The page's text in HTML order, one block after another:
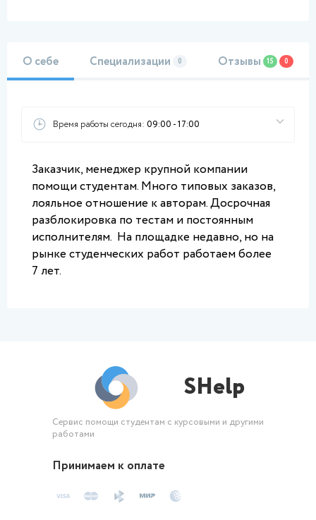
О себе Специализации 0 Отзывы 15 0
Время работы сегодня: 09:00 - 17:00
Заказчик, менеджер крупной компании
помощи студентам. Много типовых заказов,
лояльное отношение к авторам. Досрочная
разблокировка по тестам и постоянным
исполнителям.  На площадке недавно, но на
рынке студенческих работ работаем более
7 лет.
SHelp
Сервис помощи студентам с курсовыми и другими
работами
Принимаем к оплате